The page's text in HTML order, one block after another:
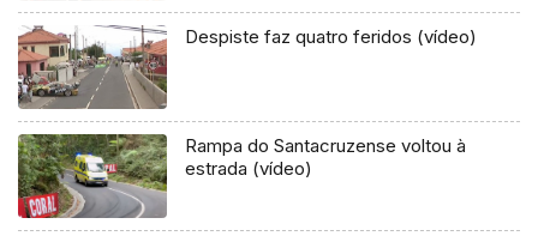
Despiste faz quatro feridos (vídeo)
Rampa do Santacruzense voltou à
estrada (vídeo)